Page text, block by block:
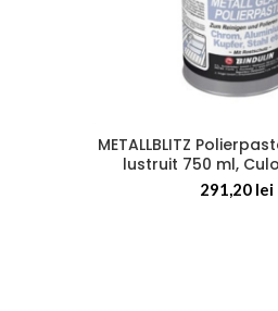
METALLBLITZ
lustruit 750 ml,
291,20 lei